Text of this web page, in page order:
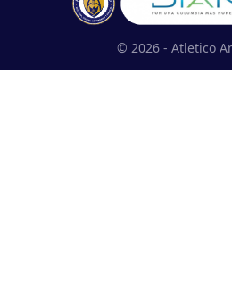
© 2026 - Atletico